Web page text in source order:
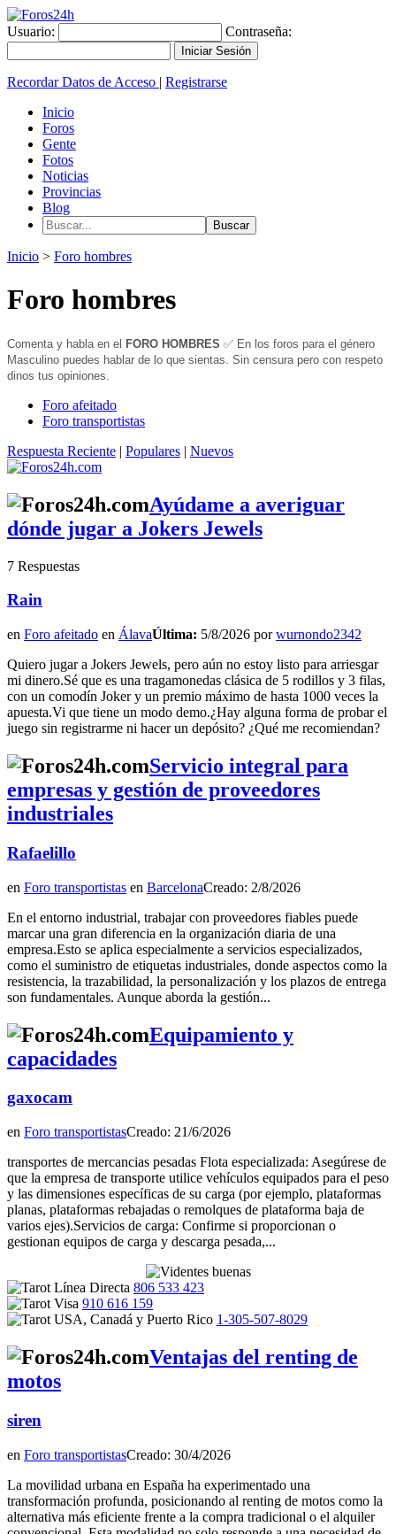
Usuario: Contraseña:
Recordar Datos de Acceso | Registrarse
Inicio
Foros
Gente
Fotos
Noticias
Provincias
Blog
Inicio > Foro hombres
Foro hombres
Comenta y habla en el FORO HOMBRES ✅ En los foros para el género
Masculino puedes hablar de lo que sientas. Sin censura pero con respeto
dinos tus opiniones.
Foro afeitado
Foro transportistas
Respuesta Reciente | Populares | Nuevos
Ayúdame a averiguar
dónde jugar a Jokers Jewels
7 Respuestas
Rain
en Foro afeitado en ÁlavaÚltima: 5/8/2026 porwurnondo2342
Quiero jugar a Jokers Jewels, pero aún no estoy listo para arriesgar
mi dinero.Sé que es una tragamonedas clásica de 5 rodillos y 3 filas,
con un comodín Joker y un premio máximo de hasta 1000 veces la
apuesta.Vi que tiene un modo demo.¿Hay alguna forma de probar el
juego sin registrarme ni hacer un depósito? ¿Qué me recomiendan?
Servicio integral para
empresas y gestión de proveedores
industriales
Rafaelillo
en Foro transportistas en BarcelonaCreado: 2/8/2026
En el entorno industrial, trabajar con proveedores fiables puede
marcar una gran diferencia en la organización diaria de una
empresa.Esto se aplica especialmente a servicios especializados,
como el suministro de etiquetas industriales, donde aspectos como la
resistencia, la trazabilidad, la personalización y los plazos de entrega
son fundamentales. Aunque aborda la gestión...
Equipamiento y
capacidades
gaxocam
en Foro transportistasCreado: 21/6/2026
transportes de mercancias pesadas Flota especializada: Asegúrese de
que la empresa de transporte utilice vehículos equipados para el peso
y las dimensiones específicas de su carga (por ejemplo, plataformas
planas, plataformas rebajadas o remolques de plataforma baja de
varios ejes).Servicios de carga: Confirme si proporcionan o
gestionan equipos de carga y descarga pesada,...
806 533 423
910 616 159
1-305-507-8029
Ventajas del renting de
motos
siren
en Foro transportistasCreado: 30/4/2026
La movilidad urbana en España ha experimentado una
transformación profunda, posicionando al renting de motos como la
alternativa más eficiente frente a la compra tradicional o el alquiler